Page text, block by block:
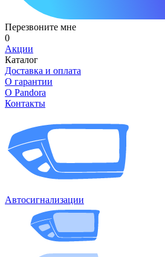
Перезвоните мне
0
Акции
Каталог
Доставка и оплата
О гарантии
О Pandora
Контакты
Автосигнализации